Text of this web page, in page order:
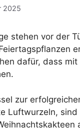
2025
stehen vor der
dafür, dass
zur
Luftwurzeln,